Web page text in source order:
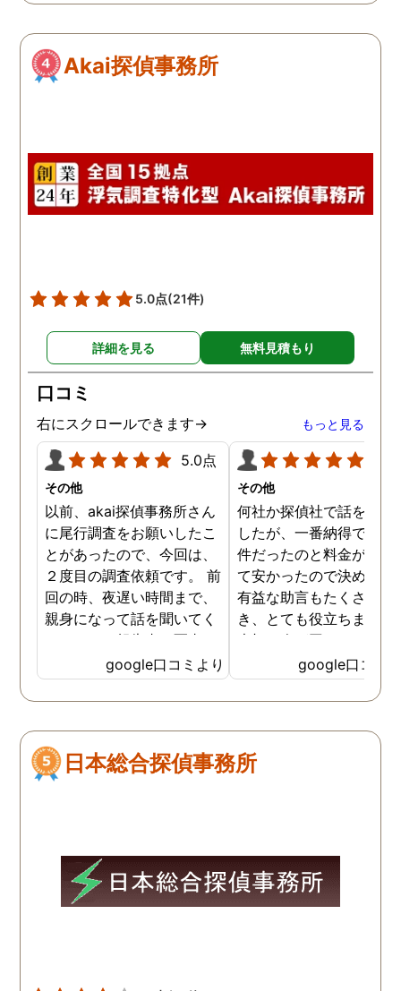
Akai探偵事務所
5.0点(21件)
詳細を見る 無料見積もり
口コミ
右にスクロールできます→ もっと見る
5.0点
その他
以前、akai探偵事務所さん
に尾行調査をお願いしたこ
とがあったので、今回は、
２度目の調査依頼です。 前
回の時、夜遅い時間まで、
親身になって話を聞いてく
れたのと、報告書の写真
が、場所が悪かったのに、
とても鮮明に写っていたの
で、再度、調査をお願いさ
度、自分でも行動パターン
の把握をしていましたが、
ズでした。 とくに、急なお
願いの時に人員を手配して
頂き、ホテルからの証拠を
後の事についてアドバイス
google口コミより
その他
何社か探偵社で話を聞き
したが、一番納得できる
件だったのと料金が比較
て安かったので決めまし
有益な助言もたくさん頂
き、とても役立ちました
大切な人が困っていたら
番に紹介したいと思える
偵事務所です
google口コミ
日本総合探偵事務所